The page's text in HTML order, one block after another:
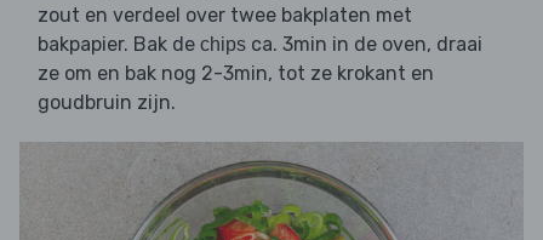
zout en verdeel over twee bakplaten met
bakpapier. Bak de chips ca. 3min in de oven, draai
ze om en bak nog 2-3min, tot ze krokant en
goudbruin zijn.